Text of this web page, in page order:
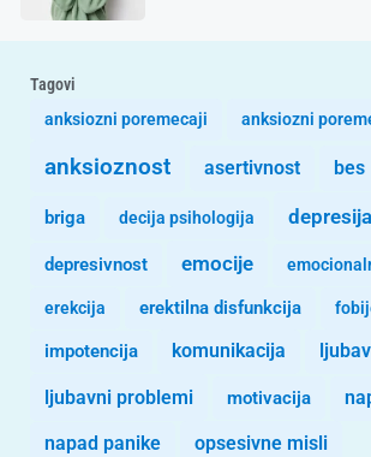
Tagovi
anksiozni poremecaji
anksiozni
anksioznost asertivnost bes
briga decija psihologija depresija
depresivnost emocije
erekcija erektilna disfunkcija
impotencija komunikacija ljubav
ljubavni problemi motivacija
napad panike opsesivne misli